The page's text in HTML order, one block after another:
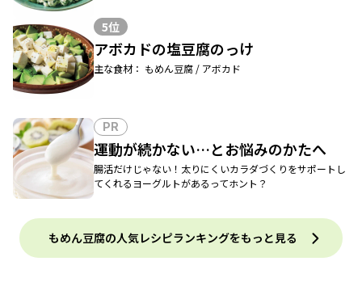
5位
アボカドの塩豆腐のっけ
主な食材： もめん豆腐 / アボカド
PR
運動が続かない…とお悩みのかたへ
腸活だけじゃない！太りにくいカラダづくりをサポートし
てくれるヨーグルトがあるってホント？
もめん豆腐の人気レシピランキングをもっと見る